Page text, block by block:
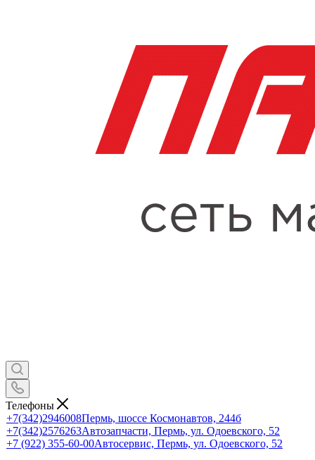
Телефоны
+7(342)2946008Пермь, шоссе Космонавтов, 244б
+7(342)2576263Автозапчасти, Пермь, ул. Одоевского, 52
+7 (922) 355-60-00Автосервис, Пермь, ул. Одоевского, 52